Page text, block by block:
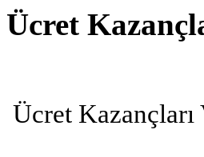
Ücret
Ücret Kazançları